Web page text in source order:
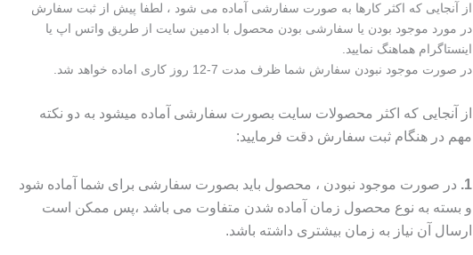
از آنجایی که اکثر کارها به صورت سفارشی آماده می شود ، لطفا پیش از ثبت سفارش
در مورد موجود بودن یا سفارشی بودن محصول با ادمین سایت از طریق واتس اپ یا
اینستاگرام هماهنگ نمایید.
در صورت موجود نبودن سفارش شما ظرف مدت 7-12 روز کاری اماده خواهد شد.
از آنجایی که اکثر محصولات سایت بصورت سفارشی آماده میشود به دو نکته
مهم در هنگام ثبت سفارش دقت فرمایید:
1. در صورت موجود نبودن ، محصول باید بصورت سفارشی برای شما آماده شود
و بسته به نوع محصول زمان آماده شدن متفاوت می باشد ،پس ممکن است
ارسال آن نیاز به زمان بیشتری داشته باشد.